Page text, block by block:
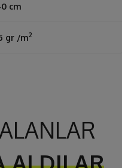
cm
gr /m2